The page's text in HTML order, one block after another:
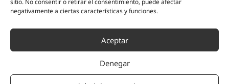
sitio. No consentir o retirar el consentimiento, puede afectar
negativamente a ciertas características y funciones.
Aceptar
Denegar
Neurología y dolor
Medicina estética
Partnerships
Nesa Academic
Evidencia científica
Síguenos
Instagram